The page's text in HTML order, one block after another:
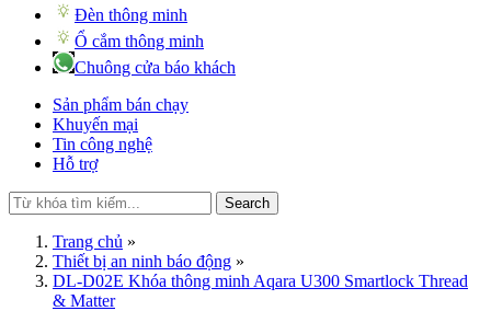
Đèn thông minh
Ổ cắm thông minh
Chuông cửa báo khách
Sản phẩm bán chạy
Khuyến mại
Tin công nghệ
Hỗ trợ
Search
Trang chủ »
Thiết bị an ninh báo động »
DL-D02E Khóa thông minh Aqara U300 Smartlock Thread
& Matter